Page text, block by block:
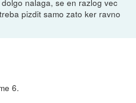
pizdit samo zato ker ravno
6.